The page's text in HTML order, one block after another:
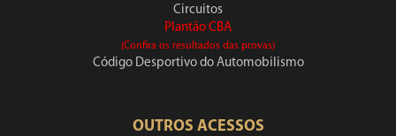
Circuitos
Plantão CBA
(Confira os resultados das provas)
Código Desportivo do Automobilismo
OUTROS ACESSOS